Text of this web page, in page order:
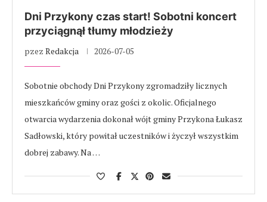
Dni Przykony czas start! Sobotni koncert
przyciągnął tłumy młodzieży
pzez Redakcja 2026-07-05
Sobotnie obchody Dni Przykony zgromadziły licznych
mieszkańców gminy oraz gości z okolic. Oficjalnego
otwarcia wydarzenia dokonał wójt gminy Przykona Łukasz
Sadłowski, który powitał uczestników i życzył wszystkim
dobrej zabawy. Na …